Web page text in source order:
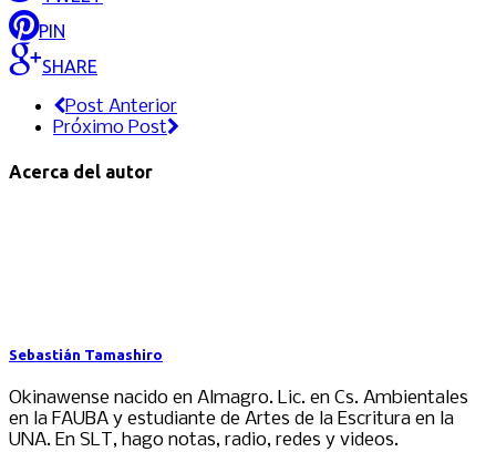
PIN
SHARE
Post Anterior
Próximo Post
Acerca del autor
Sebastián Tamashiro
Okinawense nacido en Almagro. Lic. en Cs. Ambientales
en la FAUBA y estudiante de Artes de la Escritura en la
UNA. En SLT, hago notas, radio, redes y videos.